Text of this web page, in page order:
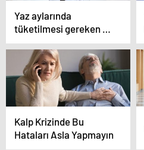
Yaz aylarında
tüketilmesi gereken 6
meyve
Kalp Krizinde Bu
Hataları Asla Yapmayın